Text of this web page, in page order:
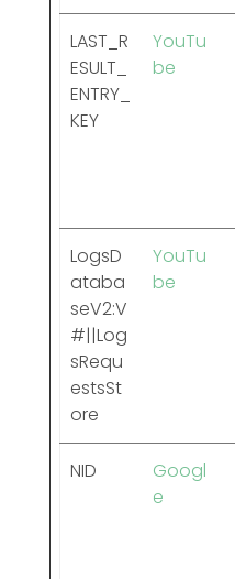
LAST_R
ESULT_
ENTRY_
KEY
YouTu
be
LogsD
ataba
seV2:V
#||Log
sRequ
estsSt
ore
YouTu
be
NID
Googl
e